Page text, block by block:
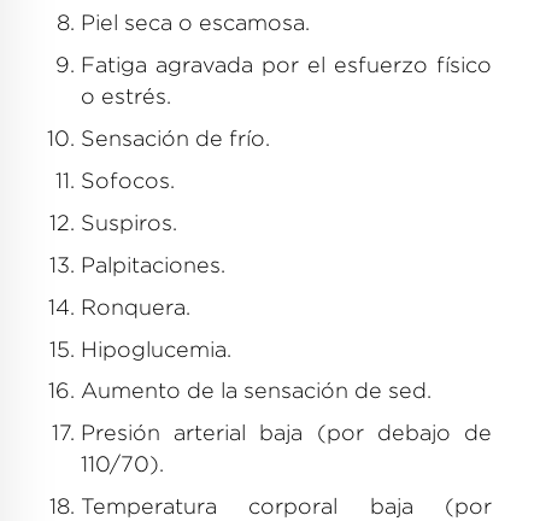
Piel seca o escamosa.
Fatiga agravada por el esfuerzo físico
o estrés.
Sensación de frío.
Sofocos.
Suspiros.
Palpitaciones.
Ronquera.
Hipoglucemia.
Aumento de la sensación de sed.
Presión arterial baja (por debajo de
110/70).
Temperatura corporal baja (por